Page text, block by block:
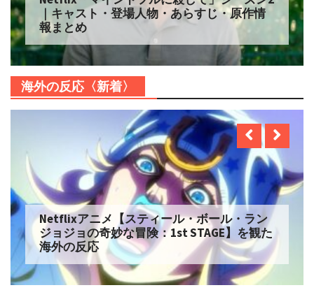
｜キャスト・登場人物・あらすじ・原作情
報まとめ
海外の反応〈新着〉
Netflixアニメ【スティール・ボール・ラン
ジョジョの奇妙な冒険：1st STAGE】を観た
海外の反応